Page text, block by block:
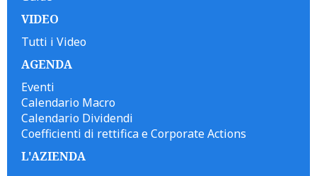
VIDEO
Tutti i Video
AGENDA
Eventi
Calendario Macro
Calendario Dividendi
Coefficienti di rettifica e Corporate Actions
L'AZIENDA